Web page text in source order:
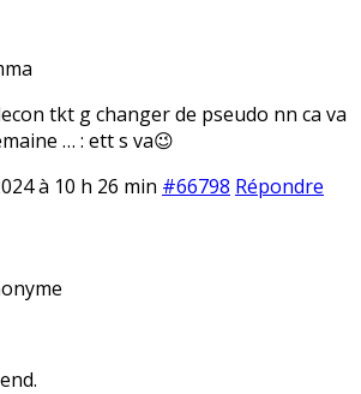
tkt g changer de pseudo nn ca va
… : ett s va😉
à 10 h 26 min #66798 Répondre